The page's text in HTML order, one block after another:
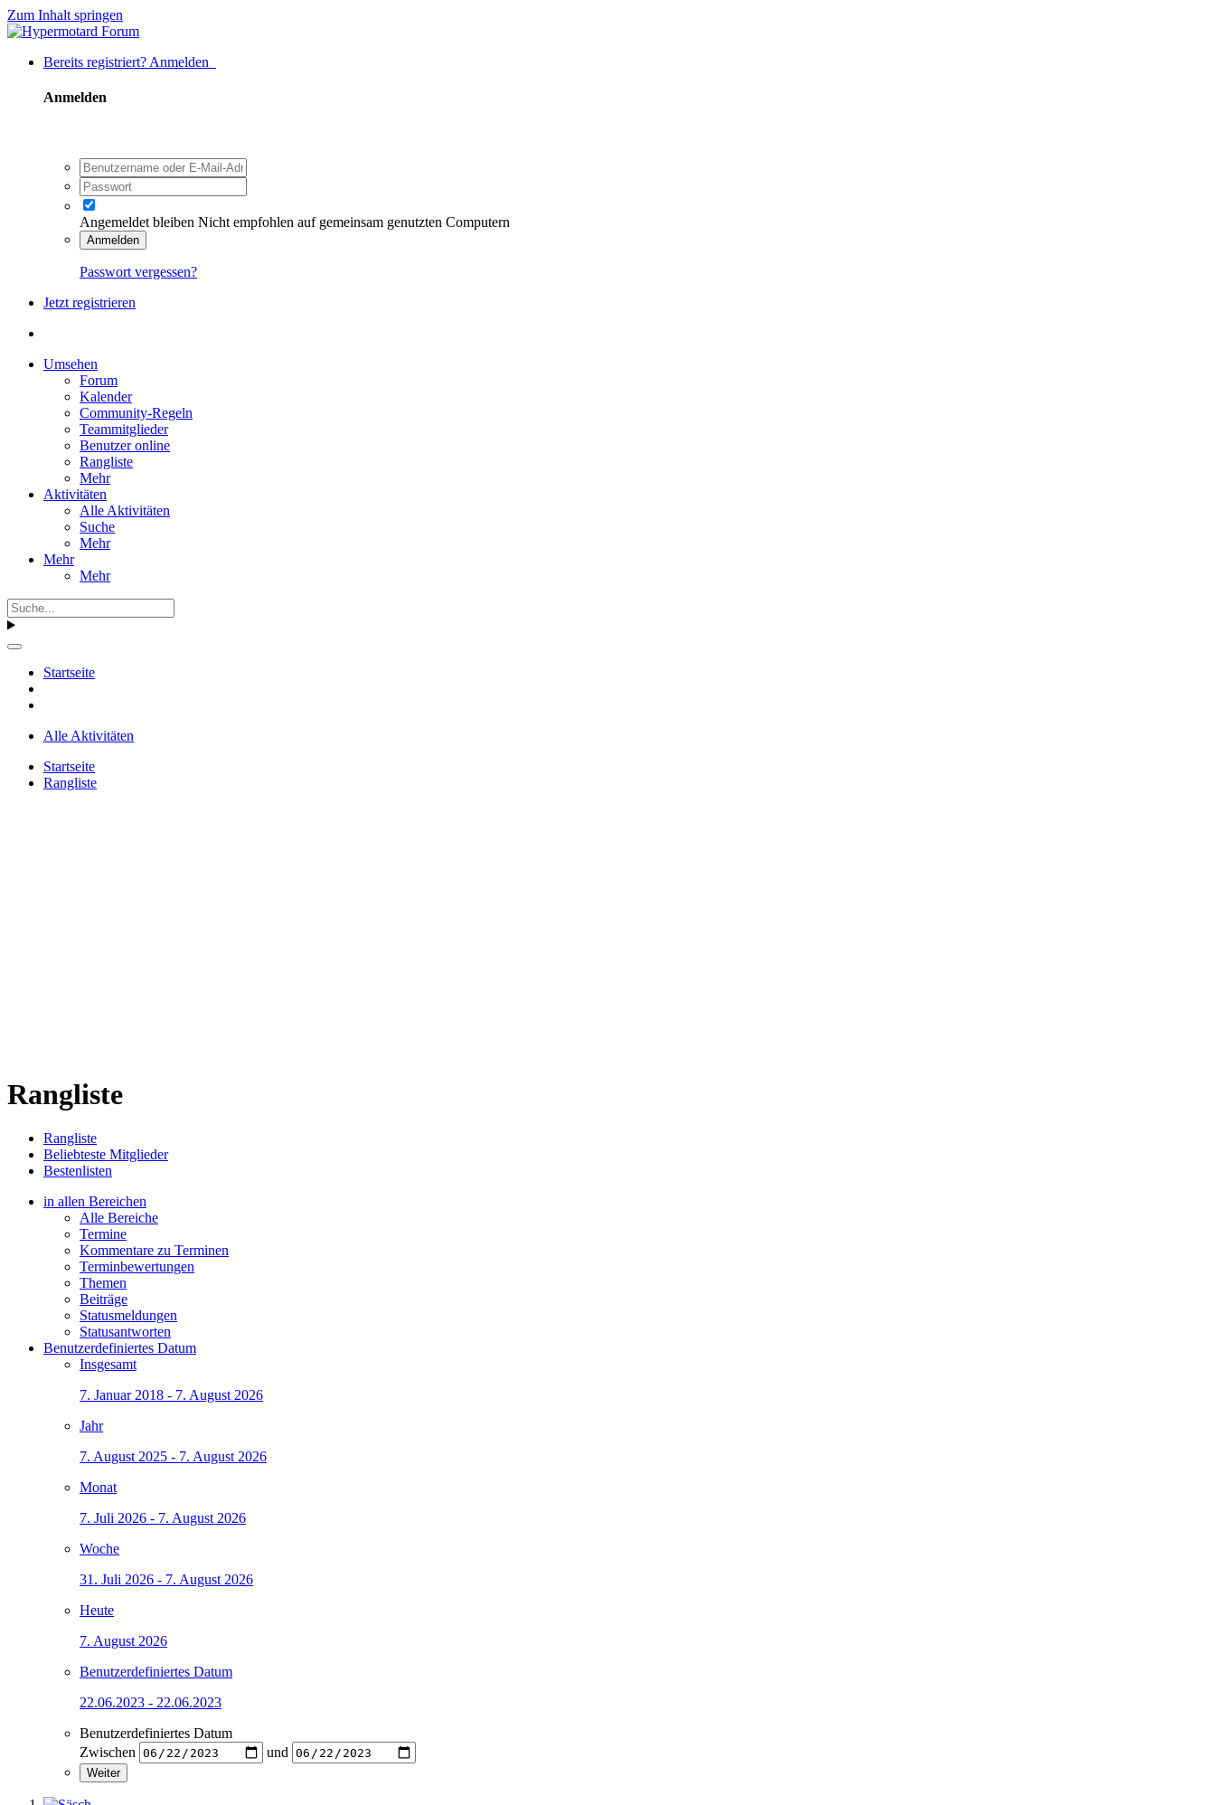
Zum Inhalt springen
Bereits registriert? Anmelden
Anmelden
Angemeldet bleiben Nicht empfohlen auf gemeinsam genutzten Computern
Anmelden
Passwort vergessen?
Jetzt registrieren
Umsehen
Forum
Kalender
Community-Regeln
Teammitglieder
Benutzer online
Rangliste
Mehr
Aktivitäten
Alle Aktivitäten
Suche
Mehr
Mehr
Mehr
Startseite
Alle Aktivitäten
Startseite
Rangliste
Rangliste
Rangliste
Beliebteste Mitglieder
Bestenlisten
in allen Bereichen
Alle Bereiche
Termine
Kommentare zu Terminen
Terminbewertungen
Themen
Beiträge
Statusmeldungen
Statusantworten
Benutzerdefiniertes Datum
Insgesamt
7. Januar 2018 - 7. August 2026
Jahr
7. August 2025 - 7. August 2026
Monat
7. Juli 2026 - 7. August 2026
Woche
31. Juli 2026 - 7. August 2026
Heute
7. August 2026
Benutzerdefiniertes Datum
22.06.2023 - 22.06.2023
Benutzerdefiniertes Datum
Zwischen
und
Weiter